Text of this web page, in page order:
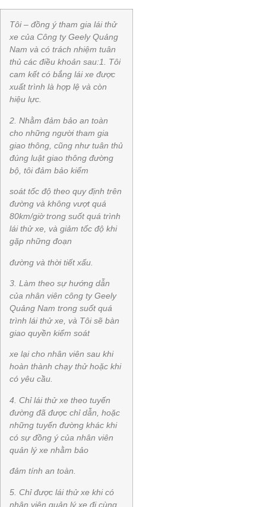
Tôi – đồng ý tham gia lái thử
xe của Công ty Geely Quảng
Nam và có trách nhiệm tuân
thủ các điều khoản sau:1. Tôi
cam kết có bắng lái xe được
xuất trình là hợp lệ và còn
hiệu lực.
2. Nhằm đảm bảo an toàn
cho những người tham gia
giao thông, cũng như tuân thủ
đúng luật giao thông đường
bộ, tôi đảm bảo kiểm
soát tốc độ theo quy định trên
đường và không vượt quá
80km/giờ trong suốt quá trình
lái thử xe, và giảm tốc độ khi
gặp những đoạn
đường và thời tiết xấu.
3. Làm theo sự hướng dẫn
của nhân viên công ty Geely
Quảng Nam trong suốt quá
trình lái thử xe, và Tôi sẽ bàn
giao quyền kiểm soát
xe lại cho nhân viên sau khi
hoàn thành chạy thử hoặc khi
có yêu cầu.
4. Chỉ lái thử xe theo tuyến
đường đã được chỉ dẫn, hoặc
những tuyến đường khác khi
có sự đồng ý của nhân viên
quản lý xe nhằm bảo
đảm tính an toàn.
5. Chỉ được lái thử xe khi có
nhân viên quản lý xe đi cùng.